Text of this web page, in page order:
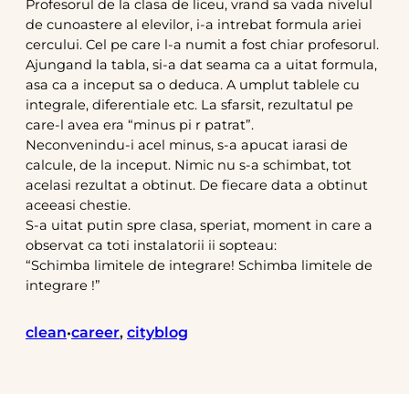
Profesorul de la clasa de liceu, vrand sa vada nivelul
de cunoastere al elevilor, i-a intrebat formula ariei
cercului. Cel pe care l-a numit a fost chiar profesorul.
Ajungand la tabla, si-a dat seama ca a uitat formula,
asa ca a inceput sa o deduca. A umplut tablele cu
integrale, diferentiale etc. La sfarsit, rezultatul pe
care-l avea era “minus pi r patrat”.
Neconvenindu-i acel minus, s-a apucat iarasi de
calcule, de la inceput. Nimic nu s-a schimbat, tot
acelasi rezultat a obtinut. De fiecare data a obtinut
aceeasi chestie.
S-a uitat putin spre clasa, speriat, moment in care a
observat ca toti instalatorii ii sopteau:
“Schimba limitele de integrare! Schimba limitele de
integrare !”
clean•career, cityblog